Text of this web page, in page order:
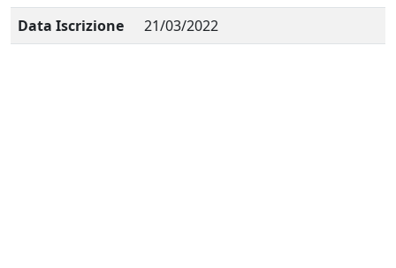
Data Iscrizione
21/03/2022